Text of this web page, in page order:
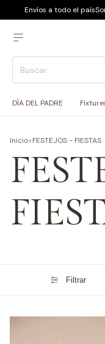
Envíos a todo el país
DÍA DEL PADRE
Inicio>FESTEJOS - FIESTAS
Filtrar